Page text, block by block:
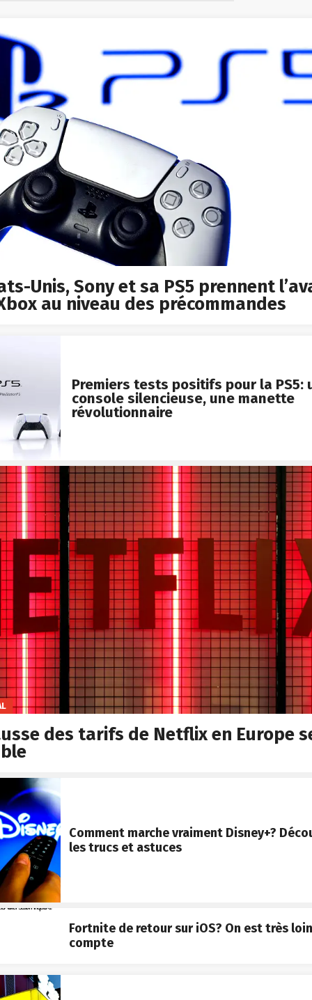
Unis, Sony et sa PS5 prennent
au niveau des précommandes
Premiers tests positifs pour la PS5:
console silencieuse, une manette
révolutionnaire
des tarifs de Netflix en Europe
Comment marche vraiment Disney+?
les trucs et astuces
Fortnite de retour sur iOS? On est très
compte